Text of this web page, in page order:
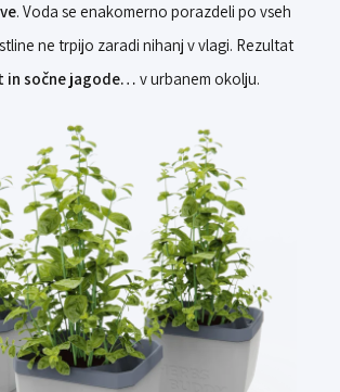
. Voda se enakomerno porazdeli po vseh
ne trpijo zaradi nihanj v vlagi. Rezultat
in sočne jagode… v urbanem okolju.